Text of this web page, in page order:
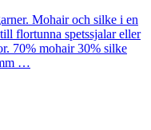
Mohair och silke i en
flortunna spetssjalar eller
70% mohair 30% silke
…